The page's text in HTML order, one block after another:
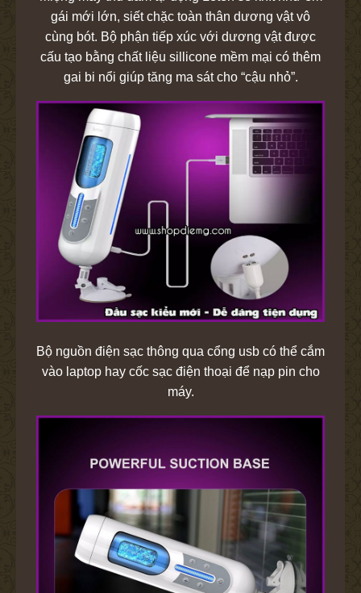
gái mới lớn, siết chặc toàn thân dương vật vô
cùng bót. Bộ phận tiếp xúc với dương vật được
cấu tạo bằng chất liệu sillicone mềm mại có thêm
gai bi nổi giúp tăng ma sát cho “cậu nhỏ”.
Bộ nguồn điện sạc thông qua cổng usb có thể cắm
vào laptop hay cốc sạc điện thoại để nạp pin cho
máy.